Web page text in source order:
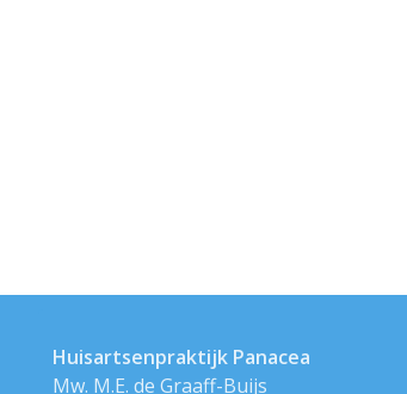
Huisartsenpraktijk Panacea
Mw. M.E. de Graaff-Buijs